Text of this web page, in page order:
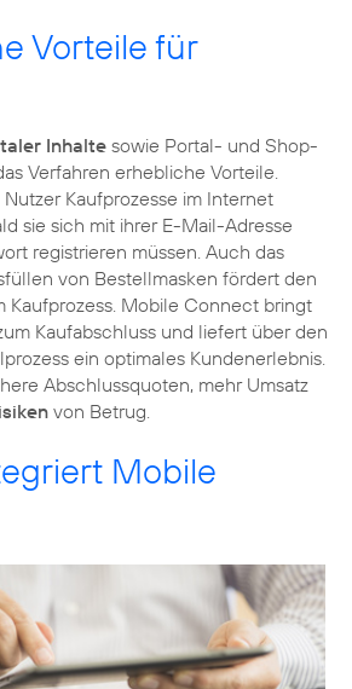
Vorteile für
Inhalte sowie Portal- und Shop-
Verfahren erhebliche Vorteile.
Kaufprozesse im Internet
sie sich mit ihrer E-Mail-Adresse
registrieren müssen. Auch das
von Bestellmasken fördert den
Kaufprozess. Mobile Connect bringt
Kaufabschluss und liefert über den
ein optimales Kundenerlebnis.
Abschlussquoten, mehr Umsatz
von Betrug.
Mobile